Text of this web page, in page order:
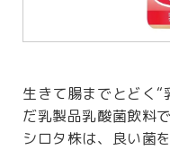
生きて腸までとどく
だ乳製品乳酸菌飲料
シロタ株は、良い菌